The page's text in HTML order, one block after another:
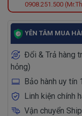
0908.251.500
YÊN TÂM MUA
Đổi & Trả hàng
hỏng)
Bảo hành uy tín
Linh kiện chính
Vận chuyển